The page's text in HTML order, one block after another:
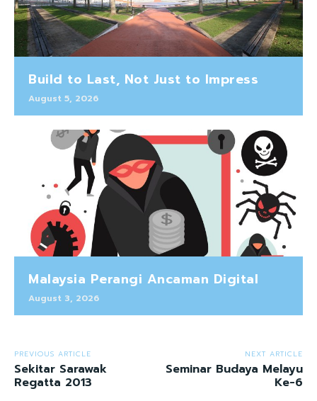
Build to Last, Not Just to Impress
August 5, 2026
Malaysia Perangi Ancaman Digital
August 3, 2026
PREVIOUS ARTICLE
Sekitar Sarawak
Regatta 2013
NEXT ARTICLE
Seminar Budaya Melayu
Ke-6